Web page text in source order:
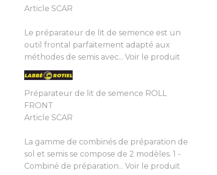
Article SCAR
Le préparateur de lit de semence est un
outil frontal parfaitement adapté aux
méthodes de semis avec... Voir le produit
Préparateur de lit de semence ROLL
FRONT
Article SCAR
La gamme de combinés de préparation de
sol et semis se compose de 2 modèles. 1 -
Combiné de préparation... Voir le produit